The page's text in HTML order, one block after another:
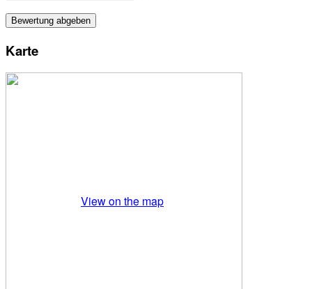
Karte
View on the map